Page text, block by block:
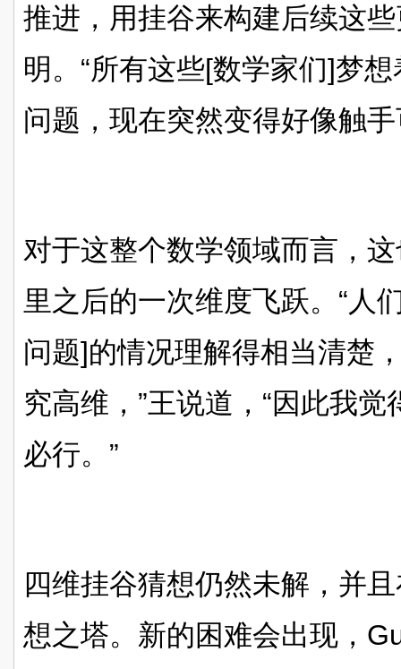
推进，用挂谷来构建后续这
明。“所有这些[数学家们]梦
问题，现在突然变得好像触
对于这整个数学领域而言，
里之后的一次维度飞跃。“人
问题]的情况理解得相当清楚
究高维，”王说道，“因此我
必行。”
四维挂谷猜想仍然未解，并
想之塔。新的困难会出现，